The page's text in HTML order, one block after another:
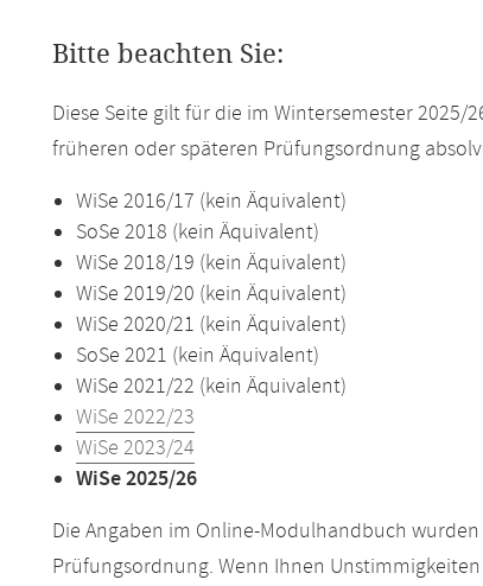
Bitte beachten Sie:
Diese Seite gilt für die im Wintersemester
früheren oder späteren Prüfungsordnung
WiSe 2016/17 (kein Äquivalent)
SoSe 2018 (kein Äquivalent)
WiSe 2018/19 (kein Äquivalent)
WiSe 2019/20 (kein Äquivalent)
WiSe 2020/21 (kein Äquivalent)
SoSe 2021 (kein Äquivalent)
WiSe 2021/22 (kein Äquivalent)
WiSe 2022/23
WiSe 2023/24
WiSe 2025/26
Die Angaben im Online-Modulhandbuch
Prüfungsordnung. Wenn Ihnen